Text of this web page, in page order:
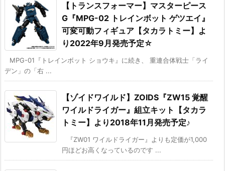
【トランスフォーマー】マスターピース
G『MPG-02 トレインボット ゲツエイ』
可変可動フィギュア【タカラトミー】よ
り2022年9月発売予定☆
MPG-01『トレインボット ショウキ』に続き、 重連合体戦士「ライ
デン」の「右 ...
【ゾイドワイルド】ZOIDS『ZW15 覚醒
ワイルドライガー』組立キット【タカラ
トミー】より2018年11月発売予定♪
『ZW01 ワイルドライガー』よりも定価が1,000
円ほどお高くなっているのです ...